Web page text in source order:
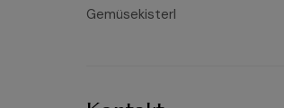
Gemüsekisterl